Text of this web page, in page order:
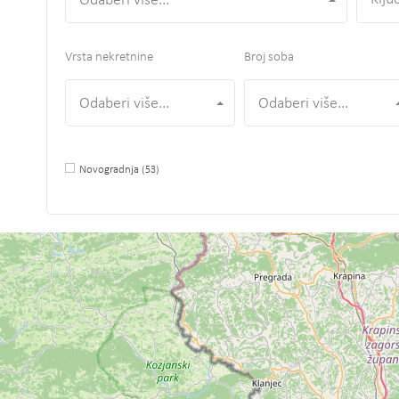
Vrsta nekretnine
Odaberi više...
Broj soba
Odaberi više...
Novogradnja (53)